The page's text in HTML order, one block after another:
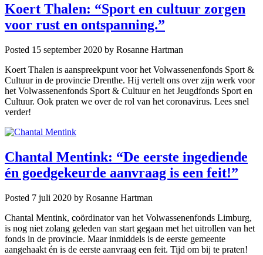
Koert Thalen: “Sport en cultuur zorgen
voor rust en ontspanning.”
Posted 15 september 2020 by Rosanne Hartman
Koert Thalen is aanspreekpunt voor het Volwassenenfonds Sport &
Cultuur in de provincie Drenthe. Hij vertelt ons over zijn werk voor
het Volwassenenfonds Sport & Cultuur en het Jeugdfonds Sport en
Cultuur. Ook praten we over de rol van het coronavirus. Lees snel
verder!
Chantal Mentink: “De eerste ingediende
én goedgekeurde aanvraag is een feit!”
Posted 7 juli 2020 by Rosanne Hartman
Chantal Mentink, coördinator van het Volwassenenfonds Limburg,
is nog niet zolang geleden van start gegaan met het uitrollen van het
fonds in de provincie. Maar inmiddels is de eerste gemeente
aangehaakt én is de eerste aanvraag een feit. Tijd om bij te praten!